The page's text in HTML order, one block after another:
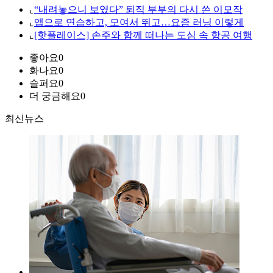
⌞ “내려놓으니 보였다” 퇴직 부부의 다시 쓴 이모작
⌞ 앱으로 연습하고, 모여서 뛰고…요즘 러닝 이렇게
⌞ [핫플레이스] 손주와 함께 떠나는 도심 속 항공 여행
좋아요0
화나요0
슬퍼요0
더 궁금해요0
최신뉴스